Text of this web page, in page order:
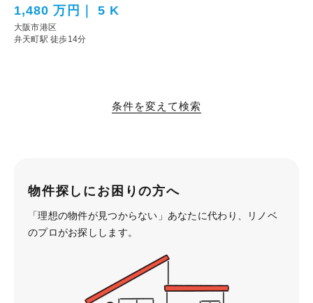
1,480 万円 5 K
大阪市港区
弁天町駅 徒歩14分
条件を変えて検索
物件探しにお困りの方へ
「理想の物件が見つからない」あなたに代わり、
リノベ
のプロがお探しします。